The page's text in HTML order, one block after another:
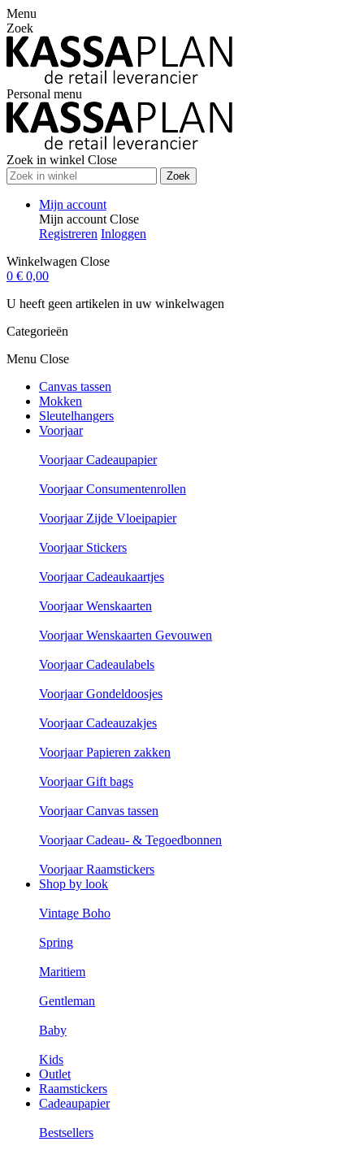
Menu
Zoek
Personal menu
Zoek in winkel Close
Zoek
Mijn account
Mijn account Close
Registreren Inloggen
Winkelwagen Close
0 € 0,00
U heeft geen artikelen in uw winkelwagen
Categorieën
Menu Close
Canvas tassen
Mokken
Sleutelhangers
Voorjaar
Voorjaar Cadeaupapier
Voorjaar Consumentenrollen
Voorjaar Zijde Vloeipapier
Voorjaar Stickers
Voorjaar Cadeaukaartjes
Voorjaar Wenskaarten
Voorjaar Wenskaarten Gevouwen
Voorjaar Cadeaulabels
Voorjaar Gondeldoosjes
Voorjaar Cadeauzakjes
Voorjaar Papieren zakken
Voorjaar Gift bags
Voorjaar Canvas tassen
Voorjaar Cadeau- & Tegoedbonnen
Voorjaar Raamstickers
Shop by look
Vintage Boho
Spring
Maritiem
Gentleman
Baby
Kids
Outlet
Raamstickers
Cadeaupapier
Bestsellers